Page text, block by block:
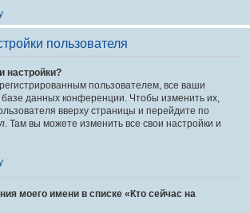
пользователя
настройки?
пользователем, все ваши
базе данных конференции. Чтобы изменить их,
вверху страницы и перейдите по
. Там вы можете изменить все свои настройки и
моего имени в списке «Кто сейчас на